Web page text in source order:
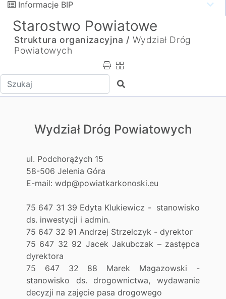
Informacje BIP
Starostwo Powiatowe
Struktura organizacyjna / Wydział Dróg
Powiatowych
Wpisz tekst do wyszukania Szukaj
Wydział Dróg Powiatowych
ul. Podchorążych 15
58-506 Jelenia Góra
E-mail: wdp@powiatkarkonoski.eu
75 647 31 39 Edyta Klukiewicz - stanowisko
ds. inwestycji i admin.
75 647 32 91 Andrzej Strzelczyk - dyrektor
75 647 32 92 Jacek Jakubczak – zastępca
dyrektora
75 647 32 88 Marek Magazowski -
stanowisko ds. drogownictwa, wydawanie
decyzji na zajęcie pasa drogowego